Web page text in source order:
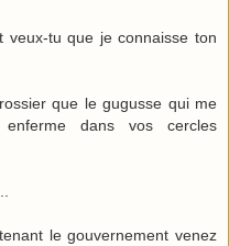
tu que je connaisse ton
que le gugusse qui me
dans vos cercles
le gouvernement venez